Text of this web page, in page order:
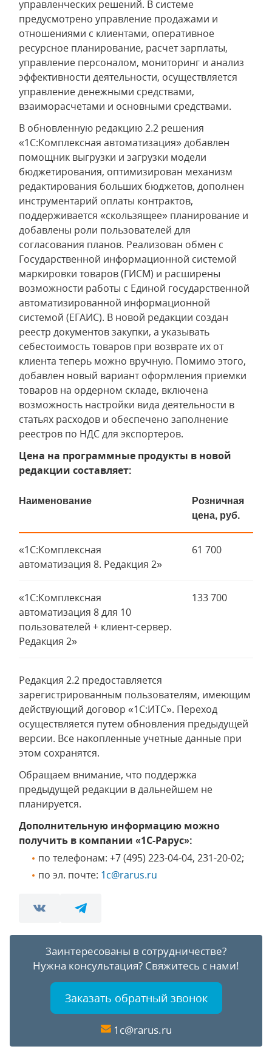
управленческих решений. В системе
предусмотрено управление продажами и
отношениями с клиентами, оперативное
ресурсное планирование, расчет зарплаты,
управление персоналом, мониторинг и анализ
эффективности деятельности, осуществляется
управление денежными средствами,
взаиморасчетами и основными средствами.
В обновленную редакцию 2.2 решения
«1С:Комплексная автоматизация» добавлен
помощник выгрузки и загрузки модели
бюджетирования, оптимизирован механизм
редактирования больших бюджетов, дополнен
инструментарий оплаты контрактов,
поддерживается «скользящее» планирование и
добавлены роли пользователей для
согласования планов. Реализован обмен с
Государственной информационной системой
маркировки товаров (ГИСМ) и расширены
возможности работы с Единой государственной
автоматизированной информационной
системой (ЕГАИС). В новой редакции создан
реестр документов закупки, а указывать
себестоимость товаров при возврате их от
клиента теперь можно вручную. Помимо этого,
добавлен новый вариант оформления приемки
товаров на ордерном складе, включена
возможность настройки вида деятельности в
статьях расходов и обеспечено заполнение
реестров по НДС для экспортеров.
Цена на программные продукты в новой
редакции составляет:
Наименование
Розничная
цена, руб.
«1С:Комплексная
автоматизация 8. Редакция 2»
61 700
«1С:Комплексная
автоматизация 8 для 10
пользователей + клиент-сервер.
Редакция 2»
133 700
Редакция 2.2 предоставляется
зарегистрированным пользователям, имеющим
действующий договор «1С:ИТС». Переход
осуществляется путем обновления предыдущей
версии. Все накопленные учетные данные при
этом сохранятся.
Обращаем внимание, что поддержка
предыдущей редакции в дальнейшем не
планируется.
Дополнительную информацию можно
получить в компании «1С-Рарус»:
по телефонам: +7 (495) 223-04-04, 231-20-02;
по эл. почте: 1c@rarus.ru
Заинтересованы в сотрудничестве?
Нужна консультация? Свяжитесь с нами!
Заказать обратный звонок
1c@rarus.ru